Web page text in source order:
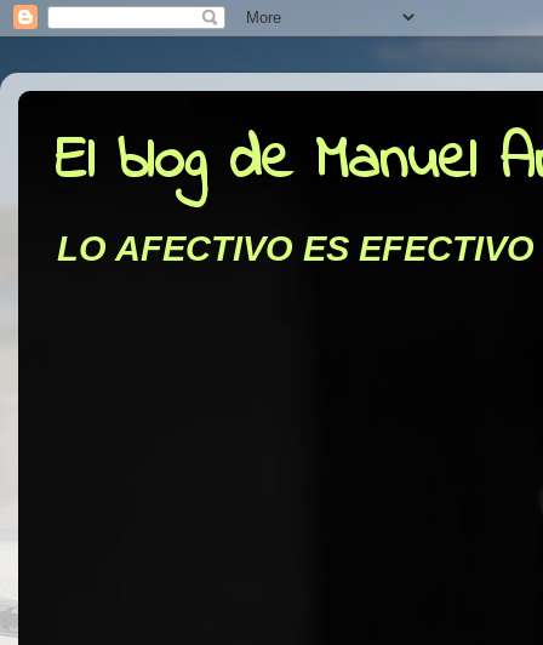
El blog de Manuel
LO AFECTIVO ES EFECTIVO